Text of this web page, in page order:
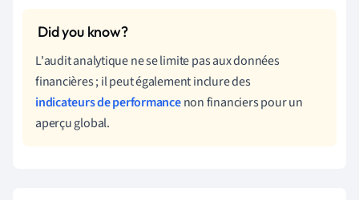
L'audit analytique ne se limite pas aux données
financières ; il peut également inclure des
indicateurs de performancenon financiers pour un
aperçu global.